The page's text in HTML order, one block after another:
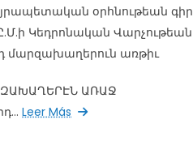
օրհնութեան գիր
Կեդրոնական Վարչութեան
մարզախաղերուն առթիւ
ԱՌԱՋ
Leer Más